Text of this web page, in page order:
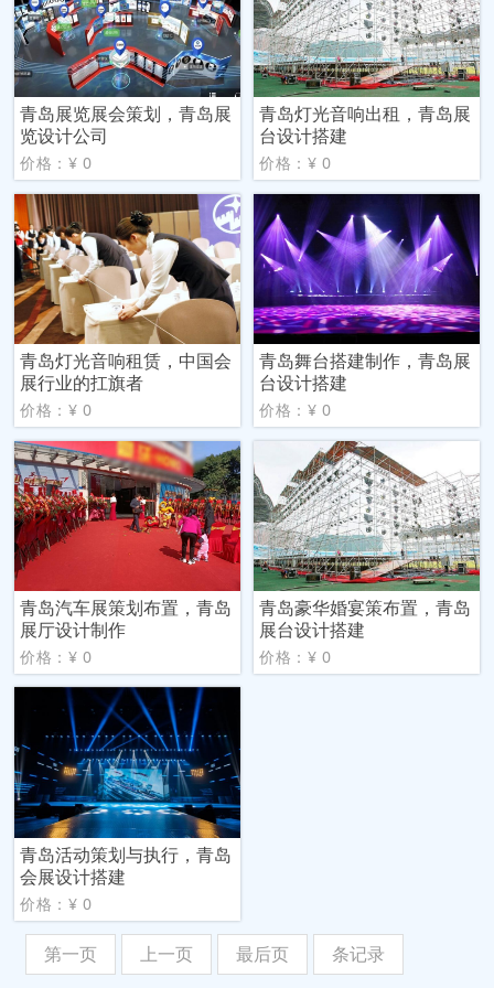
青岛展览展会策划，青岛展
览设计公司
价格：¥ 0
青岛灯光音响出租，青岛展
台设计搭建
价格：¥ 0
青岛灯光音响租赁，中国会
展行业的扛旗者
价格：¥ 0
青岛舞台搭建制作，青岛展
台设计搭建
价格：¥ 0
青岛汽车展策划布置，青岛
展厅设计制作
价格：¥ 0
青岛豪华婚宴策布置，青岛
展台设计搭建
价格：¥ 0
青岛活动策划与执行，青岛
会展设计搭建
价格：¥ 0
第一页 上一页 最后页 条记录